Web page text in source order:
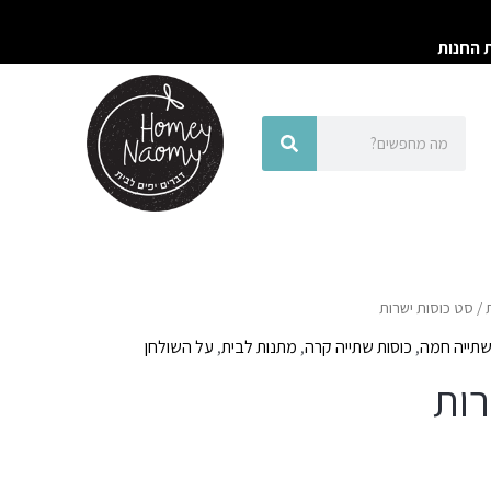
החנות
חיפוש
/ סט כוסות ישרות
שתייה חמה, כוסות שתייה קרה, מתנות לבית, על השולחן